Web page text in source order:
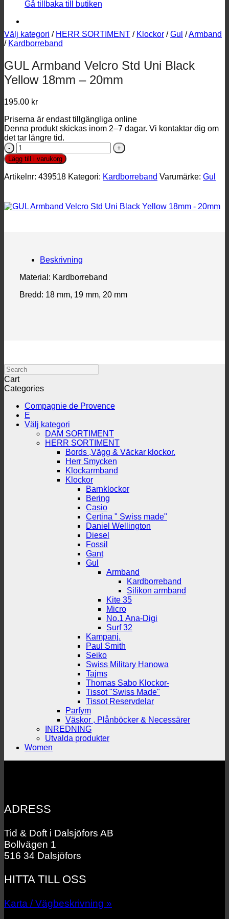
Gå tillbaka till butiken
Välj kategori / HERR SORTIMENT / Klockor / Gul /Armband
/ Kardborreband
GUL Armband Velcro Std Uni Black
Yellow 18mm – 20mm
195.00 kr
Priserna är endast tillgängliga online
Denna produkt skickas inom 2–7 dagar. Vi kontaktar dig om
det tar längre tid.
GUL
Armband
Velcro
Std
Yellow
18mm
Lägg till i varukorg
Artikelnr: 439518 Kategori: Kardborreband Varumärke: Gul
Beskrivning
Material: Kardborreband
Bredd: 18 mm, 19 mm, 20 mm
Search
Cart
Categories
Compagnie de Provence
E
Välj kategori
DAM SORTIMENT
HERR SORTIMENT
Bords ,Vägg & Väckar klockor.
Herr Smycken
Klockarmband
Klockor
Barnklockor
Bering
Casio
Certina " Swiss made"
Daniel Wellington
Diesel
Fossil
Gant
Gul
Armband
Kardborreband
Silikon armband
Kite 35
Micro
No.1 Ana-Digi
Surf 32
Kampanj.
Paul Smith
Seiko
Swiss Military Hanowa
Tajms
Thomas Sabo Klockor-
Tissot "Swiss Made"
Tissot Reservdelar
Parfym
Väskor , Plånböcker & Necessärer
INREDNING
Utvalda produkter
Women
ADRESS
Tid & Doft i Dalsjöfors AB
Bollvägen 1
516 34 Dalsjöfors
HITTA TILL OSS
Karta / Vägbeskrivning »